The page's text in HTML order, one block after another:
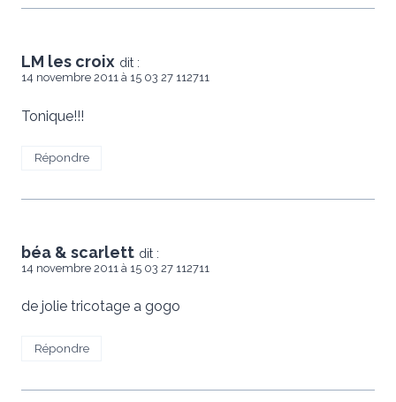
LM les croix dit :
14 novembre 2011 à 15 03 27 112711
Tonique!!!
Répondre
béa & scarlett dit :
14 novembre 2011 à 15 03 27 112711
de jolie tricotage a gogo
Répondre